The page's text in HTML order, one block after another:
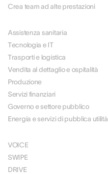
Crea team ad alte prestazioni
Assistenza sanitaria
Tecnologia e IT
Trasporti e logistica
Vendita al dettaglio e ospitalità
Produzione
Servizi finanziari
Governo e settore pubblico
Energia e servizi di pubblica utilità
VOICE
SWIPE
DRIVE